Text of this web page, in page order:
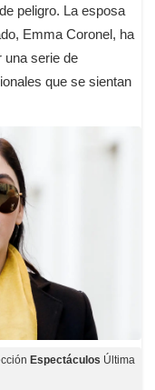
peligro. La esposa
Emma Coronel, ha
una serie de
que se sientan
Espectáculos Última